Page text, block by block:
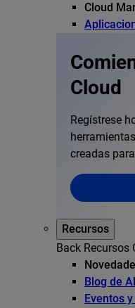
Cloud
Cloud
Regístrese
creadas
Recursos
Back Recursos
Blog de
Eventos